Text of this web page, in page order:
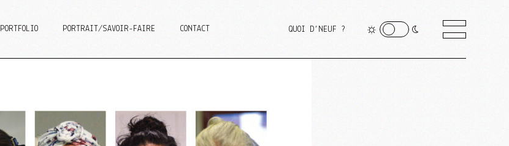
PORTFOLIO
Graphisme
Scénographie/Design
PORTRAIT/SAVOIR-FAIRE CONTACT QUOI D’NEUF ?